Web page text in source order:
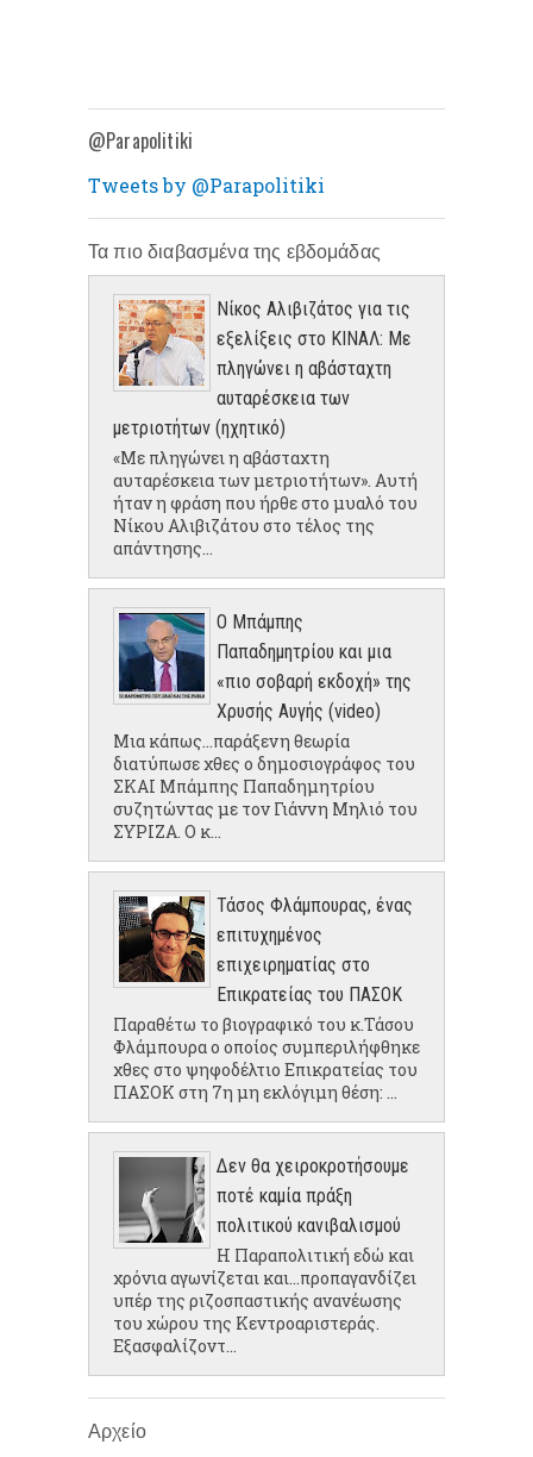
@Parapolitiki
Tweets by @Parapolitiki
Τα πιο διαβασμένα της εβδομάδας
Νίκος Αλιβιζάτος για τις
εξελίξεις στο ΚΙΝΑΛ: Με
πληγώνει η αβάσταχτη
αυταρέσκεια των
μετριοτήτων (ηχητικό)
«Με πληγώνει η αβάσταχτη
αυταρέσκεια των μετριοτήτων». Αυτή
ήταν η φράση που ήρθε στο μυαλό του
Νίκου Αλιβιζάτου στο τέλος της
απάντησης...
Ο Μπάμπης
Παπαδημητρίου και μια
«πιο σοβαρή εκδοχή» της
Χρυσής Αυγής (video)
Μια κάπως...παράξενη θεωρία
διατύπωσε χθες ο δημοσιογράφος του
ΣΚΑΙ Μπάμπης Παπαδημητρίου
συζητώντας με τον Γιάννη Μηλιό του
ΣΥΡΙΖΑ. Ο κ...
Τάσος Φλάμπουρας, ένας
επιτυχημένος
επιχειρηματίας στο
Επικρατείας του ΠΑΣΟΚ
Παραθέτω το βιογραφικό του κ.Τάσου
Φλάμπουρα ο οποίος συμπεριλήφθηκε
χθες στο ψηφοδέλτιο Επικρατείας του
ΠΑΣΟΚ στη 7η μη εκλόγιμη θέση: ...
Δεν θα χειροκροτήσουμε
ποτέ καμία πράξη
πολιτικού κανιβαλισμού
Η Παραπολιτική εδώ και
χρόνια αγωνίζεται και...προπαγανδίζει
υπέρ της ριζοσπαστικής ανανέωσης
του χώρου της Κεντροαριστεράς.
Εξασφαλίζοντ...
Αρχείο